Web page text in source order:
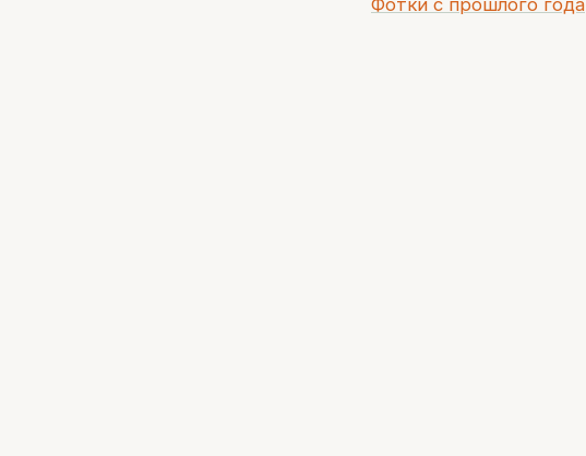
Фотки с прошлого года